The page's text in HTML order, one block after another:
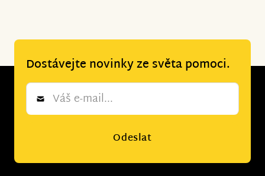
Dostávejte novinky ze světa pomoci.
Newsletter
Odeslat